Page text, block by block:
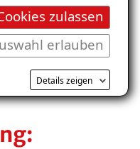
zulassen
erlauben
Details zeigen
bestätigt. Die bei
Produkte
kommen
auch in Tiefgaragen
anfordern
Newsletter.